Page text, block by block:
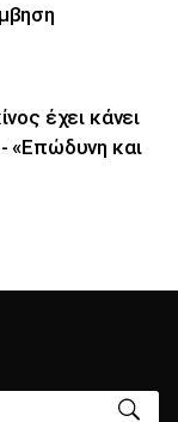
έχει κάνει
«Επώδυνη και